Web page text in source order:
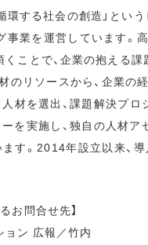
環する社会の創造」とい
事業を運営しています。
ことで、企業の抱える課
リソースから、企業の経
材を選出、課題解決プ
を実施し、独自の人材ア
ます。2014年設立以来
お問合せ先】
ョン 広報／竹内